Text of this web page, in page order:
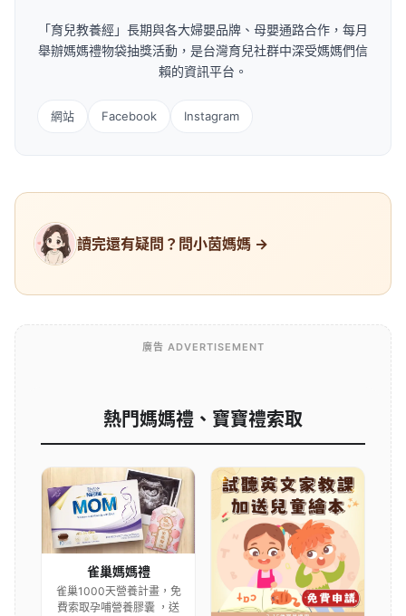
「育兒教養經」長期與各大婦嬰品牌、母嬰通路合作，每月
舉辦媽媽禮物袋抽獎活動，是台灣育兒社群中深受媽媽們信
賴的資訊平台。
網站 Facebook Instagram
讀完還有疑問？問小茵媽媽 →
廣告 ADVERTISEMENT
熱門媽媽禮、寶寶禮索取
雀巢媽媽禮
雀巢1000天營養計畫，免
費索取孕哺營養膠囊 ，送